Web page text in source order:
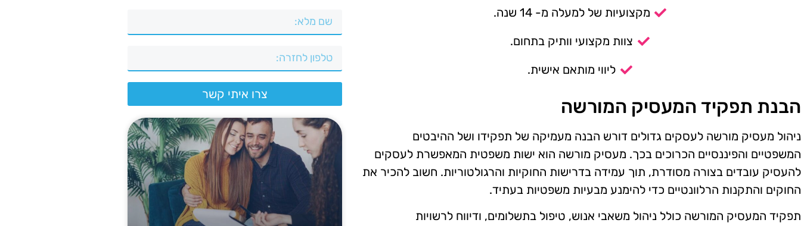
מקצועיות של למעלה מ- 14 שנה.
צוות מקצועי וותיק בתחום.
ליווי מותאם אישית.
הבנת תפקיד המעסיק המורשה
ניהול מעסיק מורשה לעסקים גדולים דורש הבנה מעמיקה של תפקידו ושל ההיבטים
המשפטיים והפיננסיים הכרוכים בכך. מעסיק מורשה הוא ישות משפטית המאפשרת לעסקים
להעסיק עובדים בצורה מסודרת, תוך עמידה בדרישות החוקיות והרגולטוריות. חשוב להכיר את
החוקים והתקנות הרלוונטיים כדי להימנע מבעיות משפטיות בעתיד.
תפקיד המעסיק המורשה כולל ניהול משאבי אנוש, טיפול בתשלומים, ודיווח לרשויות
צרו איתי קשר